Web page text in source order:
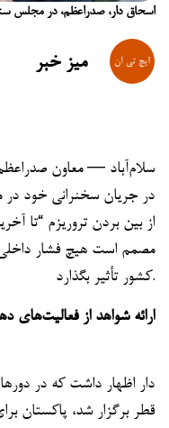
اسحاق دار، صدراعظم، در مجلس
میز خبر
سلام‌آباد — معاون صدراعظم
در جریان سخنرانی خود در
از بین بردن تروریزم “تا
مصمم است هیچ فشار
کشور تأثیر بگذارد.
ارائه شواهد از فعالیت‌های
دار اظهار داشت که در
قطر برگزار شد، پاکستان